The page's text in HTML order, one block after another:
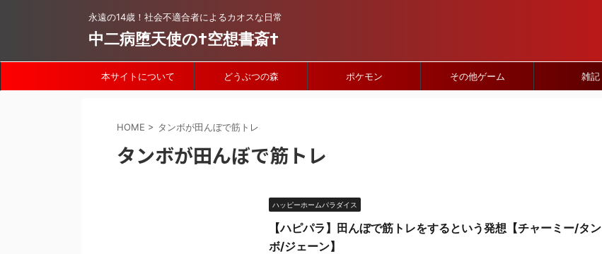
永遠の14歳！社会不適合者によるカオスな日常
中二病堕天使の†空想書斎†
本サイトについて どうぶつの森 ポケモン その他ゲーム 雑記
HOME > タンボが田んぼで筋トレ
タンボが田んぼで筋トレ
ハッピーホームパラダイス
【ハピパラ】田んぼで筋トレをするという発想【チャーミー/タン
ボ/ジェーン】